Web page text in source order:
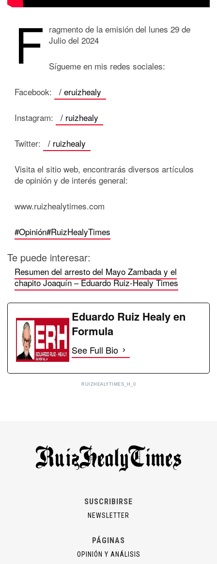
F ragmento de la emisión del lunes 29 de
Julio del 2024
Sígueme en mis redes sociales:
Facebook: / eruizhealy
Instagram: / ruizhealy
Twitter: / ruizhealy
Visita el sitio web, encontrarás diversos artículos
de opinión y de interés general:
www.ruizhealytimes.com
#Opinión#RuizHealyTimes
Te puede interesar:
Resumen del arresto del Mayo Zambada y el
chapito Joaquín – Eduardo Ruiz-Healy Times
Eduardo Ruiz Healy en
Formula
See Full Bio
RUIZHEALYTIMES_H_0
SUSCRIBIRSE
NEWSLETTER
PÁGINAS
OPINIÓN Y ANÁLISIS